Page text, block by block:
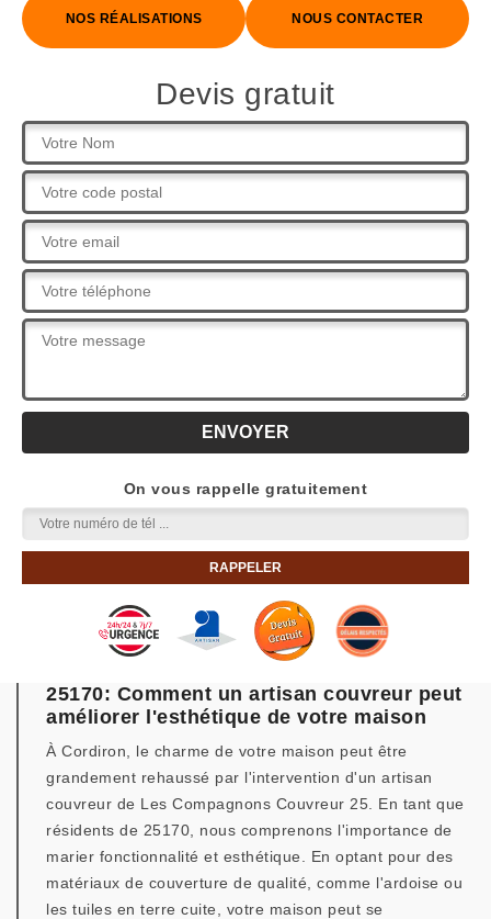
NOS RÉALISATIONS NOUS CONTACTER
Devis gratuit
On vous rappelle gratuitement
25170: Comment un artisan couvreur peut
améliorer l'esthétique de votre maison
À Cordiron, le charme de votre maison peut être
grandement rehaussé par l'intervention d'un artisan
couvreur de Les Compagnons Couvreur 25. En tant que
résidents de 25170, nous comprenons l'importance de
marier fonctionnalité et esthétique. En optant pour des
matériaux de couverture de qualité, comme l'ardoise ou
les tuiles en terre cuite, votre maison peut se